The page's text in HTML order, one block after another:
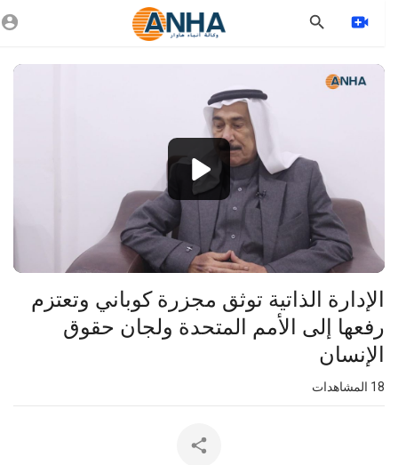
Video
Player
240p
⁣الإدارة الذاتية توثق مجزرة كوباني وتعتزم
رفعها إلى الأمم المتحدة ولجان حقوق
الإنسان
المشاهدات